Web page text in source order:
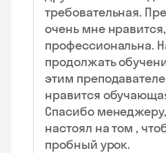
требовательная.
очень мне
профессиональна.
продолжать
этим
нравится
Спасибо
настоял на том ,
пробный урок.